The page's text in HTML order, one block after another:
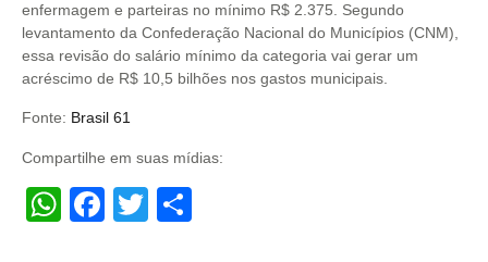
enfermagem e parteiras no mínimo R$ 2.375. Segundo
levantamento da Confederação Nacional do Municípios (CNM),
essa revisão do salário mínimo da categoria vai gerar um
acréscimo de R$ 10,5 bilhões nos gastos municipais.
Fonte: Brasil 61
Compartilhe em suas mídias:
WhatsApp
Facebook
Twitter